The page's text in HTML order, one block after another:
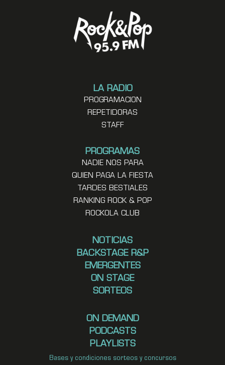
LA RADIO
PROGRAMACION
REPETIDORAS
STAFF
PROGRAMAS
NADIE NOS PARA
QUIEN PAGA LA FIESTA
TARDES BESTIALES
RANKING ROCK & POP
ROCKOLA CLUB
NOTICIAS
BACKSTAGE R&P
EMERGENTES
ON STAGE
SORTEOS
ON DEMAND
PODCASTS
PLAYLISTS
Bases y condiciones sorteos y concursos